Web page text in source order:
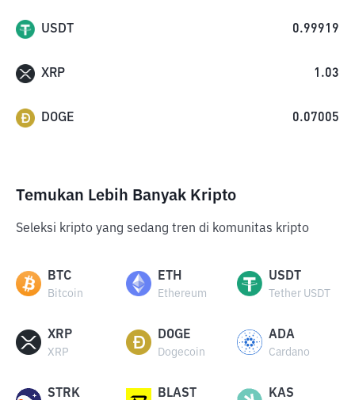
USDT 0.99919
XRP 1.03
DOGE 0.07005
Temukan Lebih Banyak Kripto
Seleksi kripto yang sedang tren di komunitas kripto
BTC
Bitcoin
ETH
Ethereum
USDT
Tether USDT
XRP
XRP
DOGE
Dogecoin
ADA
Cardano
STRK BLAST KAS